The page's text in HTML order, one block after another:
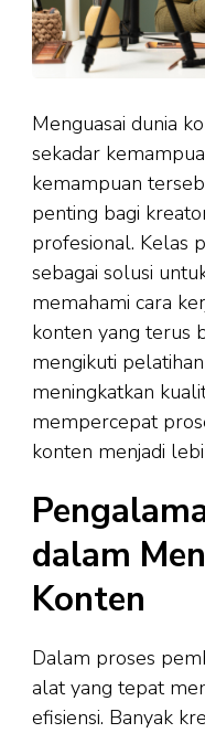
Menguasai dunia
sekadar
kemampuan
penting bagi
profesional. Kelas
sebagai solusi
memahami cara
konten yang terus
mengikuti
meningkatkan
mempercepat
konten menjadi
dalam
Konten
Dalam proses
alat yang tepat
efisiensi. Banyak